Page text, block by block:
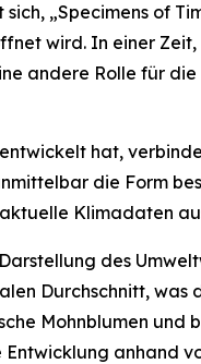
sich, „Specimens of
wird. In einer
andere Rolle für
hat,
die Form
Klimadaten
des
Durchschnitt,
Mohnblumen und
anhand